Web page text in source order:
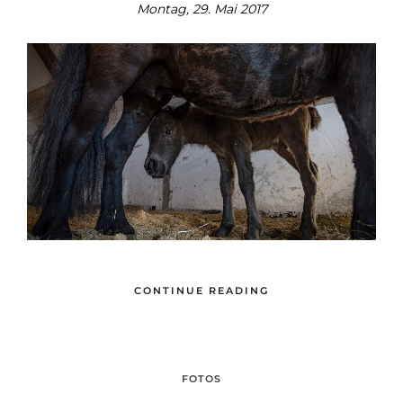
Montag, 29. Mai 2017
CONTINUE READING
FOTOS